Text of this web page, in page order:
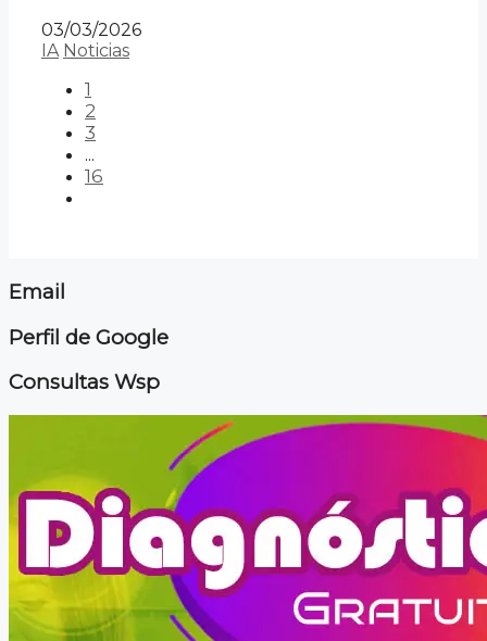
03/03/2026
IA Noticias
1
2
3
...
16
Email
Perfil de Google
Consultas Wsp